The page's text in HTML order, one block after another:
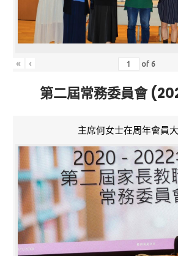
« ‹ of 6
第二屆常務委員會
主席何女士在周年會員